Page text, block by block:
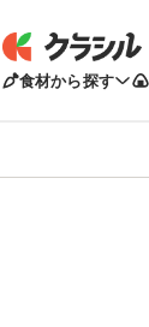
食材から探す